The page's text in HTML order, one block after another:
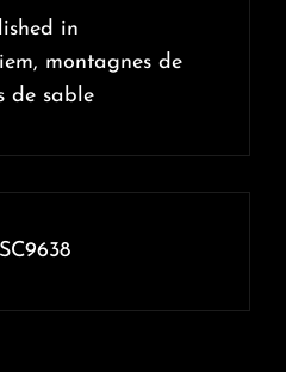
in
montagnes de
de sable